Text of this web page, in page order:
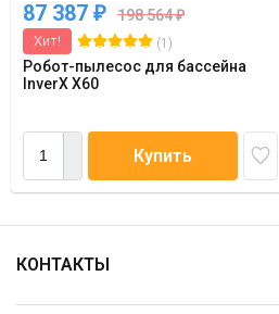
87 387 ₽ 198 564₽
Хит! (1)
Робот-пылесос для бассейна
InverX X60
Купить
КОНТАКТЫ